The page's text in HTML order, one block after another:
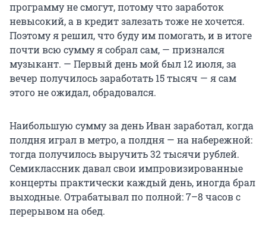
программу не смогут, потому что заработок
невысокий, а в кредит залезать тоже не хочется.
Поэтому я решил, что буду им помогать, и в итоге
почти всю сумму я собрал сам, — признался
музыкант. — Первый день мой был 12 июля, за
вечер получилось заработать 15 тысяч — я сам
этого не ожидал, обрадовался.
Наибольшую сумму за день Иван заработал, когда
полдня играл в метро, а полдня — на набережной:
тогда получилось выручить 32 тысячи рублей.
Семиклассник давал свои импровизированные
концерты практически каждый день, иногда брал
выходные. Отрабатывал по полной: 7–8 часов с
перерывом на обед.